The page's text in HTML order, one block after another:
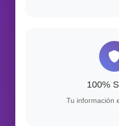
100%
Tu información